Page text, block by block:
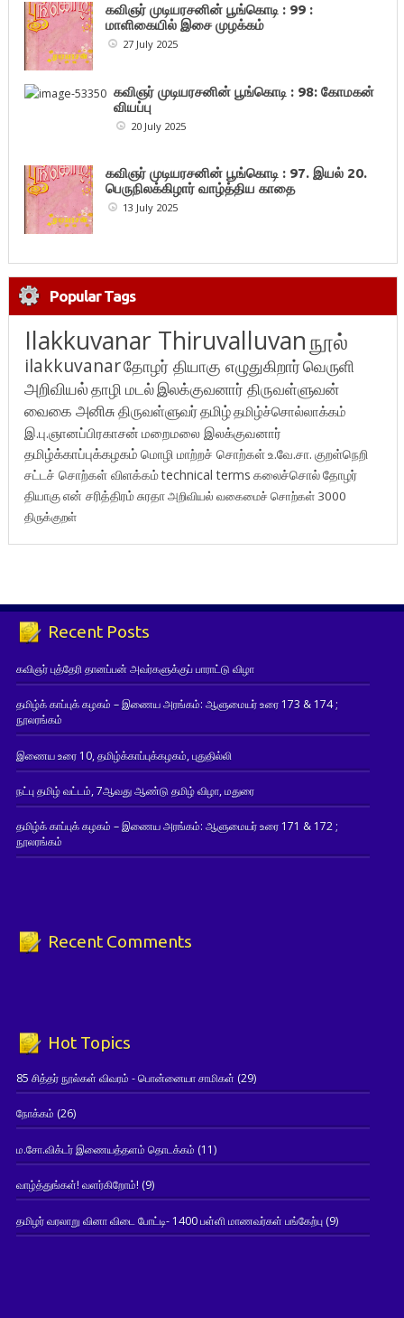
கவிஞர் முடியரசனின் பூங்கொடி : 99 :
மாளிகையில் இசை முழக்கம்
27 July 2025
கவிஞர் முடியரசனின் பூங்கொடி : 98: கோமகன்
வியப்பு
20 July 2025
கவிஞர் முடியரசனின் பூங்கொடி : 97. இயல் 20.
பெருநிலக்கிழார் வாழ்த்திய காதை
13 July 2025
Popular Tags
Ilakkuvanar Thiruvalluvanநூல்
ilakkuvanarதோழர் தியாகு எழுதுகிறார்வெருளி
அறிவியல்தாழி மடல்இலக்குவனார் திருவள்ளுவன்
வைகை அனிசுதிருவள்ளுவர்தமிழ்தமிழ்ச்சொல்லாக்கம்
இ.பு.ஞானப்பிரகாசன் மறைமலை இலக்குவனார்
தமிழ்க்காப்புக்கழகம் மொழி மாற்றச் சொற்கள்உ.வே.சா. குறள்நெறி
சட்டச் சொற்கள் விளக்கம்technical terms கலைச்சொல்தோழர்
தியாகுஎன் சரித்திரம்சுரதாஅறிவியல் வகைமைச் சொற்கள் 3000
திருக்குறள்
Recent Posts
கவிஞர் புத்தேரி தானப்பன் அவர்களுக்குப் பாராட்டு விழா
தமிழ்க் காப்புக் கழகம் – இணைய அரங்கம்: ஆளுமையர் உரை 173 & 174 ;
நூலரங்கம்
இணைய உரை 10, தமிழ்க்காப்புக்கழகம், புதுதில்லி
நட்பு தமிழ் வட்டம், 7ஆவது ஆண்டு தமிழ் விழா, மதுரை
தமிழ்க் காப்புக் கழகம் – இணைய அரங்கம்: ஆளுமையர் உரை 171 & 172 ;
நூலரங்கம்
Recent Comments
Hot Topics
85 சித்தர் நூல்கள் விவரம் - பொன்னையா சாமிகள் (29)
நோக்கம் (26)
ம.சோ.விக்டர் இணையத்தளம் தொடக்கம் (11)
வாழ்த்துங்கள்! வளர்கிறோம்! (9)
தமிழர் வரலாறு வினா விடை போட்டி- 1400 பள்ளி மாணவர்கள் பங்கேற்பு(9)